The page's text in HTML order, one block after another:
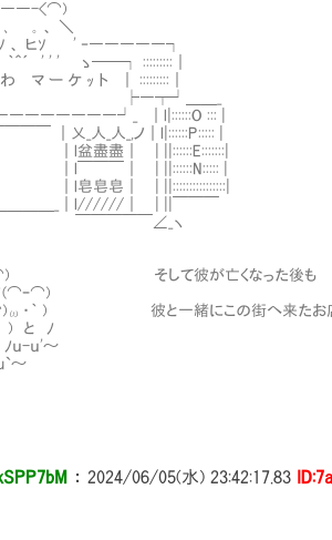
<⌒)
＼
ヒｿ ' ‐―――――┐
＾´ ' ' ' ゝ──┐ :::::::::｜
マ ー ケ ｯ ト ｜ :::::::::｜
＿＿_
｜l|::::::O ::: |
￣￣ ｜乂_人_人_,ノ｜l|::::::P::::: |
l盆盡盡｜ | ||::::::E:::::::|
l￣￣￣｜ | ||::::::N::::: |
l皂皂皂｜ | ||::::::::::::::::|
＿＿_｜l//////｜ | ||￣￣￣
￣ ￣￣￣￣￣∠_ヽ
して彼が亡くなった後も
(⌒ｰ⌒)
｀ ) 彼と一緒にこの街へ来たお店の
) と ﾉ
-ｕ'～
～
： 2024/06/05(水) 23:42:17.83